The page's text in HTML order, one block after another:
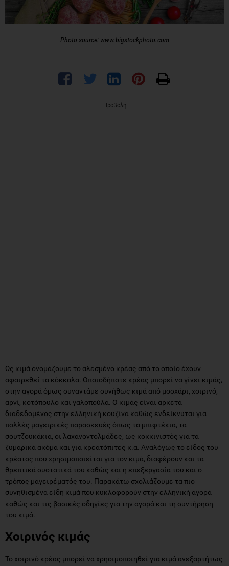
Photo source: www.bigstockphoto.com
Προβολή
Ως κιμά ονομάζουμε το αλεσμένο κρέας από το οποίο έχουν
αφαιρεθεί τα κόκκαλα. Οποιοδήποτε κρέας μπορεί να γίνει κιμάς,
στην αγορά όμως συναντάμε συνήθως κιμά από μοσχάρι, χοιρινό,
αρνί, κοτόπουλο και γαλοπούλα. Ο κιμάς είναι αρκετά
διαδεδομένος στην ελληνική κουζίνα καθώς ενδείκνυται για
πολλές μαγειρικές παρασκευές όπως τα μπιφτέκια, τα
σουτζουκάκια, οι λαχανοντολμάδες, ως κοκκινιστός για τα
ζυμαρικά ακόμα και για κρεατόπιτες κ.α. Αναλόγως το είδος του
κρέατος που χρησιμοποιείται για τον κιμά, διαφέρουν και τα
θρεπτικά συστατικά του καθώς και η επεξεργασία του και ο
τρόπος μαγειρέματός του. Παρακάτω σχολιάζουμε τα πιο
συνηθισμένα είδη κιμά που κυκλοφορούν στην ελληνική αγορά
καθώς και τις βασικές οδηγίες για την αγορά και τη συντήρηση
του κιμά.
Χοιρινός κιμάς
Το χοιρινό κρέας μπορεί να χρησιμοποιηθεί για κιμά ανεξαρτήτως